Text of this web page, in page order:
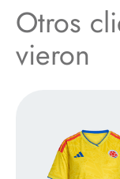
Otros
vieron